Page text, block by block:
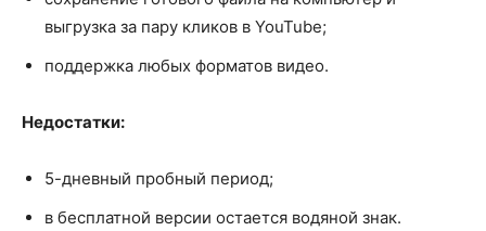
выгрузка за пару кликов в YouTube;
поддержка любых форматов видео.
Недостатки:
5-дневный пробный период;
в бесплатной версии остается водяной знак.